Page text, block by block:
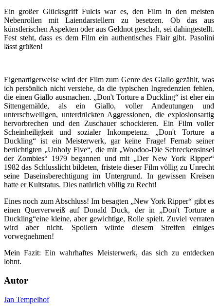
Ein großer Glücksgriff Fulcis war es, den Film in den meisten
Nebenrollen mit Laiendarstellern zu besetzen. Ob das aus
künstlerischen Aspekten oder aus Geldnot geschah, sei dahingestellt.
Fest steht, dass es dem Film ein authentisches Flair gibt. Pasolini
lässt grüßen!
Eigenartigerweise wird der Film zum Genre des Giallo gezählt, was
ich persönlich nicht verstehe, da die typischen Ingredenzien fehlen,
die einen Giallo ausmachen. „Don't Torture a Duckling“ ist eher ein
Sittengemälde, als ein Giallo, voller Andeutungen und
unterschwelligen, unterdrückten Aggressionen, die explosionsartig
hervorbrechen und den Zuschauer schockieren. Ein Film voller
Scheinheiligkeit und sozialer Inkompetenz. „Don't Torture a
Duckling“ ist ein Meisterwerk, gar keine Frage! Fernab seiner
berüchtigten „Unholy Five“, die mit „Woodoo-Die Schreckensinsel
der Zombies“ 1979 begannen und mit „Der New York Ripper“
1982 das Schlusslicht bildeten, fristete dieser Film völlig zu Unrecht
seine Daseinsberechtigung im Untergrund. In gewissen Kreisen
hatte er Kultstatus. Dies natürlich völlig zu Recht!
Eines noch zum Abschluss! Im besagten „New York Ripper“ gibt es
einen Querverweiß auf Donald Duck, der in „Don't Torture a
Duckling“eine kleine, aber gewichtige, Rolle spielt. Zuviel verraten
wird aber nicht. Spoilern würde diesem Streifen einiges
vorwegnehmen!
Mein Fazit: Ein wahrhaftes Meisterwerk, das sich zu entdecken
lohnt.
Autor
Jan Tempelhof